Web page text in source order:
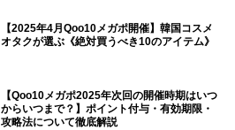
【2025年4月Qoo10メガポ開催】韓国コスメ
オタクが選ぶ《絶対買うべき10のアイテム》
【Qoo10メガポ2025年次回の開催時期はいつ
からいつまで？】ポイント付与・有効期限・
攻略法について徹底解説